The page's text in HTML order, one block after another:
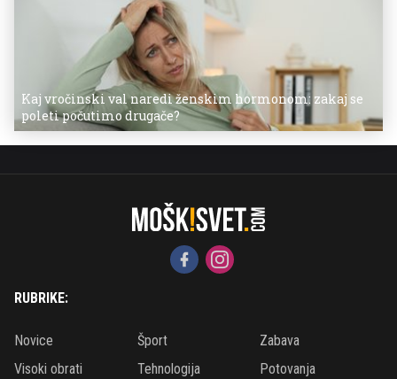
Kaj vročinski val naredi ženskim hormonom: zakaj se
poleti počutimo drugače?
RUBRIKE:
Novice Šport
Zabava
Visoki obrati
Tehnologija
Potovanja